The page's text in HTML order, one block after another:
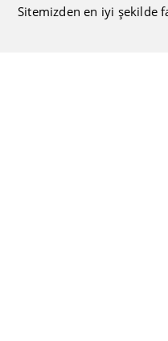
Sitemizden en iyi şekilde